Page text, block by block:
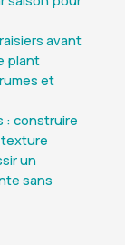
avant
plant
et
: construire
texture
un
sans